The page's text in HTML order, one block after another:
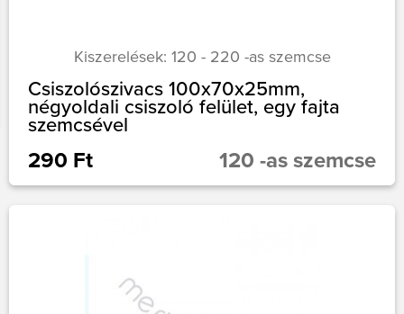
Kiszerelések: 120 - 220 -as szemcse
Csiszolószivacs 100x70x25mm,
négyoldali csiszoló felület, egy fajta
szemcsével
290 Ft 120 -as szemcse